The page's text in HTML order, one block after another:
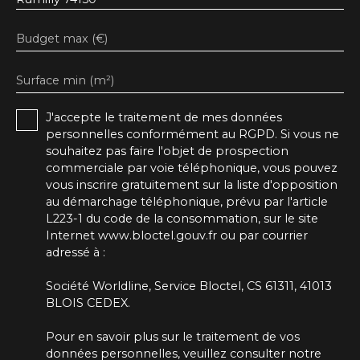
Budget max (€)
Surface min (m²)
J'accepte le traitement de mes données
personnelles conformément au RGPD. Si vous ne
souhaitez pas faire l'objet de prospection
commerciale par voie téléphonique, vous pouvez
vous inscrire gratuitement sur la liste d'opposition
au démarchage téléphonique, prévu par l'article
L223-1 du code de la consommation, sur le site
Internet www.bloctel.gouv.fr ou par courrier
adressé à :
Société Worldline, Service Bloctel, CS 61311, 41013
BLOIS CEDEX.
Pour en savoir plus sur le traitement de vos
données personnelles, veuillez consulter notre